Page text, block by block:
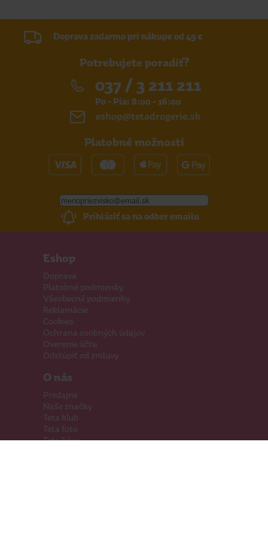
Doprava zadarmo pri nákupe od 49 €
Potrebujete poradiť?
037 / 3 211 211
Po - Pia: 8:00 - 16:00
eshop@tetadrogerie.sk
Platobné možnosti
Prihlásiť sa na odber emailu
Eshop
Doprava
Platobné podmienky
Všeobecné podmienky
Reklamácie
Cookies
Ochrana osobných údajov
Overenie účtu
Odstúpiť od zmluvy
O nás
Predajne
Naše značky
Teta klub
Teta foto
Teta káva